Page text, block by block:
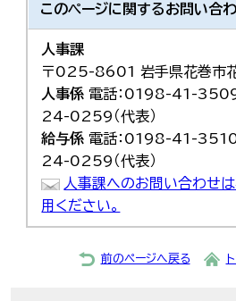
English
한국어
简体中文
このページに関するお問い合
人事課
〒025-8601 岩手県花巻市
人事係 電話：0198-41-3509
24-0259（代表）
給与係 電話：0198-41-3510
24-0259（代表）
人事課へのお問い合わせは
用ください。
前のページへ戻る